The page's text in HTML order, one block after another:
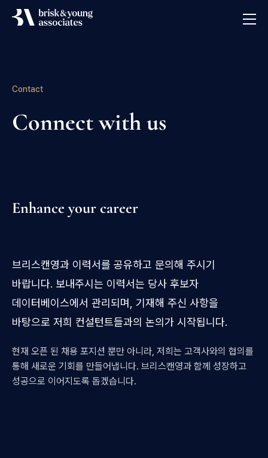
Contact
Connect with us
Enhance your career
브리스캔영과 이력서를 공유하고 문의해 주시기
바랍니다. 보내주시는 이력서는 당사 후보자
데이터베이스에서 관리되며, 기재해 주신 사항을
바탕으로 저희 컨설턴트들과의 논의가 시작됩니다.
현재 오픈 된 채용 포지션 뿐만 아니라, 저희는 고객사와의 협의를
통해 새로운 기회를 만들어냅니다. 브리스캔영과 함께 성장하고
성공으로 이어지도록 돕겠습니다.